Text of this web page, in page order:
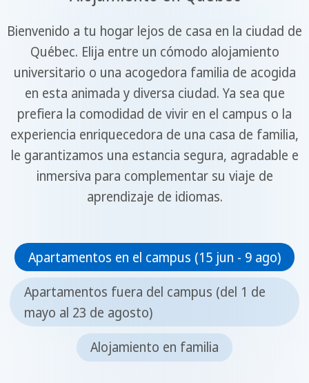
Bienvenido a tu hogar lejos de casa en la ciudad de
Québec. Elija entre un cómodo alojamiento
universitario o una acogedora familia de acogida
en esta animada y diversa ciudad. Ya sea que
prefiera la comodidad de vivir en el campus o la
experiencia enriquecedora de una casa de familia,
le garantizamos una estancia segura, agradable e
inmersiva para complementar su viaje de
aprendizaje de idiomas.
Apartamentos en el campus (15 jun - 9 ago)
Apartamentos fuera del campus (del 1 de
mayo al 23 de agosto)
Alojamiento en familia